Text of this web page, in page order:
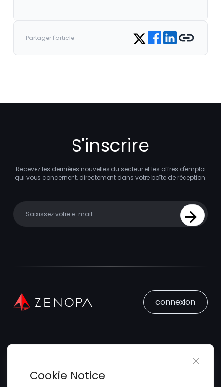
Partager l'article Share on Twitter
Share on Facebook
Share on LinkedIn
Copy link
S'inscrire
Recevez les dernières nouvelles du secteur et les offres d'emploi
qui vous concernent, directement dans votre boîte de réception.
Sign Up
connexion
Soumettez votre CV
Trouver des Talents
Cookie Notice
Close